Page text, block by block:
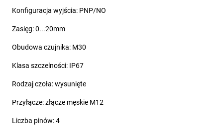
Konfiguracja wyjścia: PNP/NO
Zasięg: 0...20mm
Obudowa czujnika: M30
Klasa szczelności: IP67
Rodzaj czoła: wysunięte
Przyłącze: złącze męskie M12
Liczba pinów: 4